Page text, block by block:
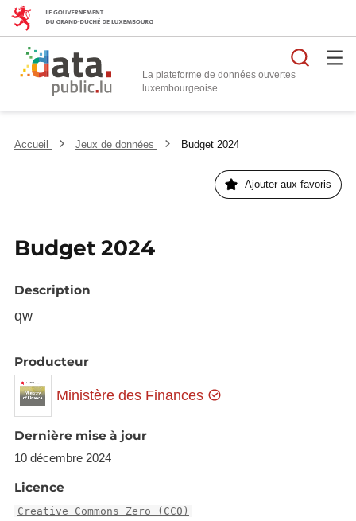
La plateforme de données ouvertes
Accueil Jeux de données Budget 2024
Ajouter aux favoris
Budget 2024
Description
qw
Producteur
Ministère des Finances
Dernière mise à jour
10 décembre 2024
Licence
Creative Commons Zero (CC0)